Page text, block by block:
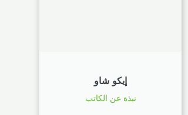
إيكو شاو
نبذة عن الكاتب